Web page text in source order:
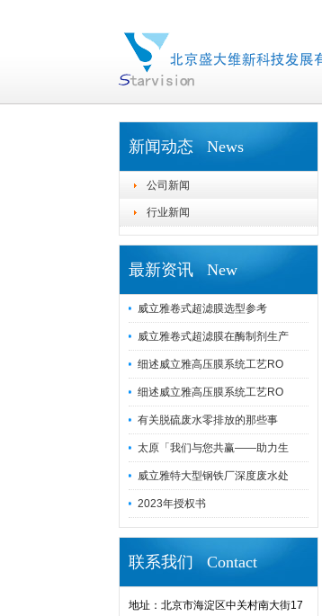
新闻动态 News
公司新闻
行业新闻
最新资讯 New
威立雅卷式超滤膜选型参考
威立雅卷式超滤膜在酶制剂生产
细述威立雅高压膜系统工艺RO
细述威立雅高压膜系统工艺RO
有关脱硫废水零排放的那些事
太原「我们与您共赢——助力生
威立雅特大型钢铁厂深度废水处
2023年授权书
联系我们 Contact
地址：北京市海淀区中关村南大街17